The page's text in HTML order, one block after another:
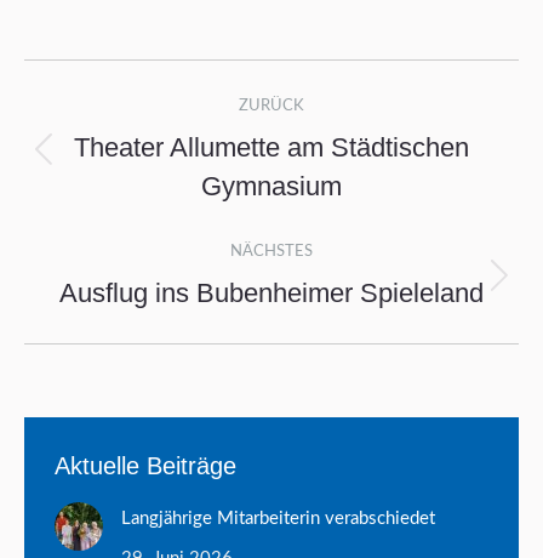
ZURÜCK
Beitrag:
Theater Allumette am Städtischen
Gymnasium
NÄCHSTES
Nächster
Ausflug ins Bubenheimer Spieleland
Aktuelle Beiträge
Langjährige Mitarbeiterin verabschiedet